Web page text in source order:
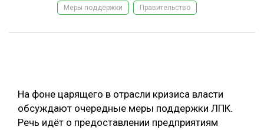
ЛЕСОЗАГОТОВКА
ОБРАБОТКА ДРЕВЕСИНЫ
ЛЕСОВОССТАНОВЛЕНИЕ И ЗАЩИТА
ЛОГИСТИКА
ТЕМАТИЧЕСКИЕ ПРОЕКТЫ
Меры поддержки Правительство
На фоне царящего в отрасли кризиса власти
обсуждают очередные меры поддержки ЛПК.
Речь идёт о предоставлении предприятиям